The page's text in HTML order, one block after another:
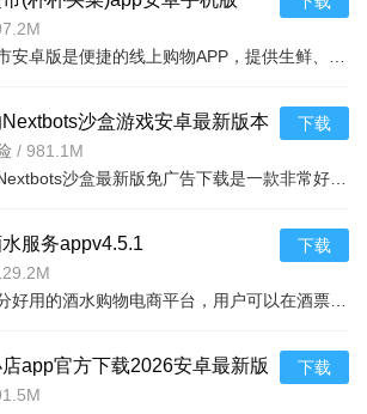
卓版
沙盒游戏安卓最新版本
中文版
/ 981.1M
下载
服务appv4.5.1 下载
app官方下载2026安卓最新版
安卓最新版
下载